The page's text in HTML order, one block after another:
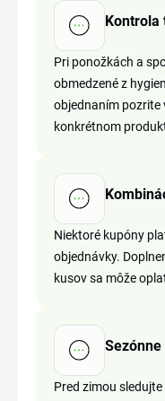
Pri ponožkách a
obmedzené z
objednaním
konkrétnom
Niektoré kupóny
objednávky.
kusov sa môže
Pred zimou